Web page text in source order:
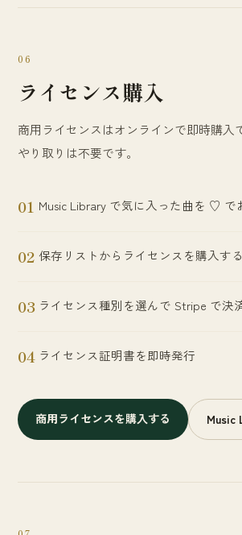
06
ライセンス購入
商用ライセンスはオンラインで即時購入
やり取りは不要です。
01 Music Library で気に入った曲を ♡ で
02 保存リストからライセンスを購入す
03 ライセンス種別を選んで Stripe で決
04 ライセンス証明書を即時発行
商用ライセンスを購入する Music